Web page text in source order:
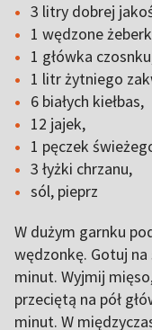
3 litry dobrej
1 wędzone
1 główka
1 litr żytniego
6 białych kiełbas,
12 jajek,
1 pęczek
3 łyżki chrzanu,
sól, pieprz
W dużym garnku
wędzonkę. Gotuj
minut. Wyjmij
przeciętą na pół
minut. W